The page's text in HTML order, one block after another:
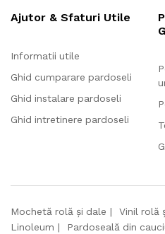
Ajutor & Sfaturi Utile
Informatii utile
Ghid cumparare pardoseli
Ghid instalare pardoseli
Ghid intretinere pardoseli
Mochetă rolă și dale
Vinil rolă
Linoleum
Pardoseală din